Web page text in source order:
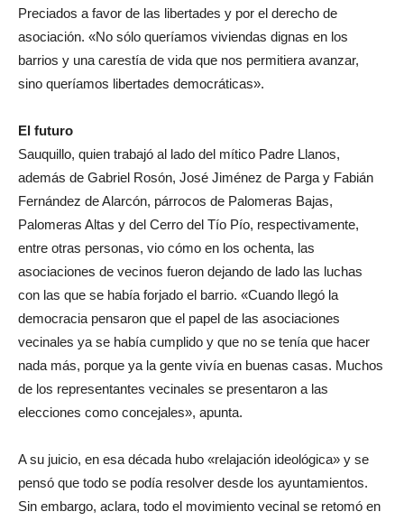
Preciados a favor de las libertades y por el derecho de
asociación. «No sólo queríamos viviendas dignas en los
barrios y una carestía de vida que nos permitiera avanzar,
sino queríamos libertades democráticas».
El futuro
Sauquillo, quien trabajó al lado del mítico Padre Llanos,
además de Gabriel Rosón, José Jiménez de Parga y Fabián
Fernández de Alarcón, párrocos de Palomeras Bajas,
Palomeras Altas y del Cerro del Tío Pío, respectivamente,
entre otras personas, vio cómo en los ochenta, las
asociaciones de vecinos fueron dejando de lado las luchas
con las que se había forjado el barrio. «Cuando llegó la
democracia pensaron que el papel de las asociaciones
vecinales ya se había cumplido y que no se tenía que hacer
nada más, porque ya la gente vivía en buenas casas. Muchos
de los representantes vecinales se presentaron a las
elecciones como concejales», apunta.
A su juicio, en esa década hubo «relajación ideológica» y se
pensó que todo se podía resolver desde los ayuntamientos.
Sin embargo, aclara, todo el movimiento vecinal se retomó en